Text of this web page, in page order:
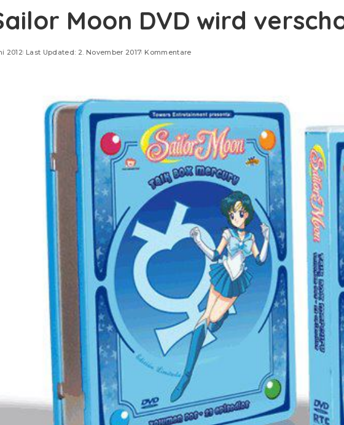
Moon DVD wird
2012 Last Updated: 2. November 2017 Kommentare